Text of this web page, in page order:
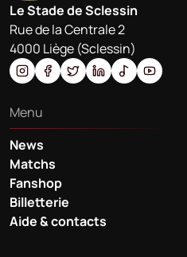
Le Stade de Sclessin
Rue de la Centrale 2
4000 Liège (Sclessin)
Menu
News
Matchs
Fanshop
Billetterie
Aide & contacts